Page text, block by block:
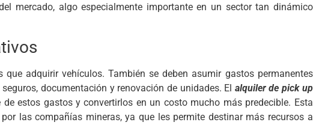
mercado, algo especialmente importante en un sector tan dinámico
adquirir vehículos. También se deben asumir gastos permanentes
documentación y renovación de unidades. El alquiler de pick up
de estos gastos y convertirlos en un costo mucho más predecible. Esta
las compañías mineras, ya que les permite destinar más recursos a